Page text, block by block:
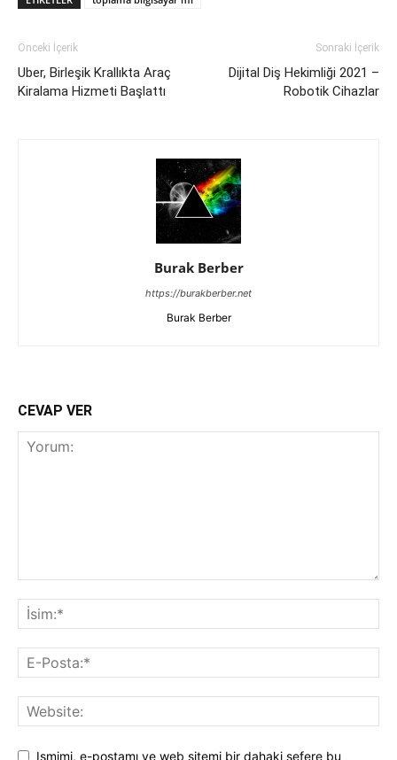
Önceki İçerik
Uber, Birleşik Krallıkta Araç
Kiralama Hizmeti Başlattı
Sonraki İçerik
Dijital Diş Hekimliği 2021 –
Robotik Cihazlar
Burak Berber
https://burakberber.net
Burak Berber
CEVAP VER
Ismimi, e-postamı ve web sitemi bir dahaki sefere bu